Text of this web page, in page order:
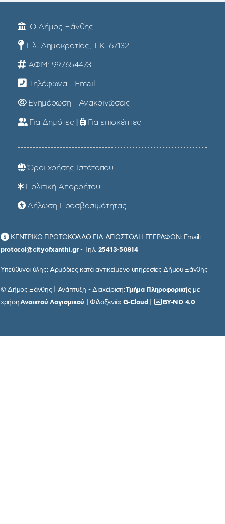
Ο Δήμος Ξάνθης
Πλ. Δημοκρατίας, Τ.Κ. 67132
ΑΦΜ: 997654473
Τηλέφωνα - Email
Ενημέρωση - Ανακοινώσεις
Για Δημότες | Για επισκέπτες
Όροι χρήσης Ιστότοπου
Πολιτική Απορρήτου
Δήλωση Προσβασιμότητας
ΚΕΝΤΡΙΚΟ ΠΡΩΤΟΚΟΛΛΟ ΓΙΑ ΑΠΟΣΤΟΛΗ ΕΓΓΡΑΦΩΝ: Email:
protocol@cityofxanthi.gr- Τηλ. 25413-50814
Υπεύθυνοι ύλης: Αρμόδιες κατά αντικείμενο υπηρεσίες Δήμου Ξάνθης
© Δήμος Ξάνθης | Ανάπτυξη - Διαχείριση:Τμήμα Πληροφορικήςμε
χρήσηΑνοικτού Λογισμικού | Φιλοξενία: G-Cloud BY-ND 4.0